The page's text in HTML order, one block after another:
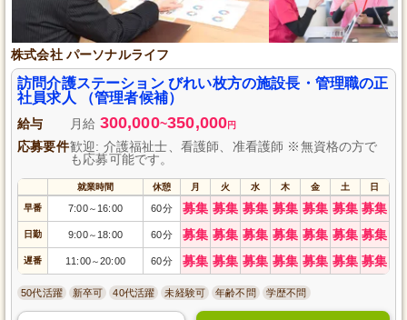
株式会社 パーソナルライフ
訪問介護ステーション びれい枚方の施設長・管理職の正
社員求人 （管理者候補）
給与 月給 300,000~350,000円
応募要件歓迎: 介護福祉士、看護師、准看護師 ※無資格の方で
も応募可能です。
就業時間 休憩 月 火 水 木 金 土 日
早番 7:00～ 16:00 60分 募集 募集 募集 募集 募集 募集 募集
日勤 9:00～ 18:00 60分 募集 募集 募集 募集 募集 募集 募集
遅番 11:00～20:00 60分 募集 募集 募集 募集 募集 募集 募集
50代活躍 新卒可 40代活躍 未経験可 年齢不問 学歴不問